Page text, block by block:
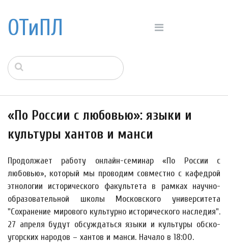
ОТиПЛ
«По России с любовью»: языки и
культуры хантов и манси
Продолжает работу онлайн-семинар «По России с
любовью», который мы проводим совместно с кафедрой
этнологии исторического факультета в рамках научно-
образовательной школы Московского университета
"Сохранение мирового культурно исторического наследия".
27 апреля будут обсуждаться языки и культуры обско-
угорских народов – хантов и манси. Начало в 18:00.